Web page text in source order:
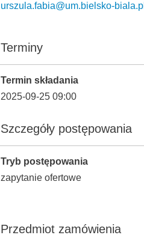
urszula.fabia@um.bielsko-biala.pl
Terminy
Termin składania
2025-09-25 09:00
Szczegóły postępowania
Tryb postępowania
zapytanie ofertowe
Przedmiot zamówienia